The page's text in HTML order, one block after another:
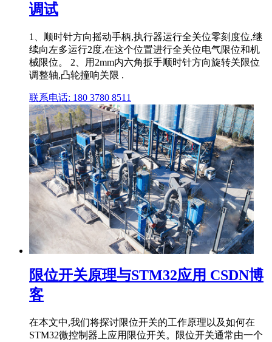
调试
1、顺时针方向摇动手柄,执行器运行全关位零刻度位,继
续向左多运行2度,在这个位置进行全关位电气限位和机
械限位。 2、用2mm内六角扳手顺时针方向旋转关限位
调整轴,凸轮撞响关限 .
联系电话: 180 3780 8511
限位开关原理与STM32应用 CSDN博
客
在本文中,我们将探讨限位开关的工作原理以及如何在
STM32微控制器上应用限位开关。限位开关通常由一个